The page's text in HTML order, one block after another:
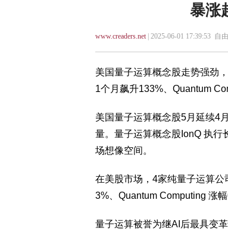
暴涨
www.creaders.net| 2025-06-01 17:39:53 自
美国量子运算概念股走势强劲
1个月飙升133%、Quantum
美国量子运算概念股5月延续4
量。量子运算概念股IonQ 执行
场想像空间。
在美股市场，4家纯量子运算
3%、Quantum Computing 涨
量子运算被誉为继AI后最具变